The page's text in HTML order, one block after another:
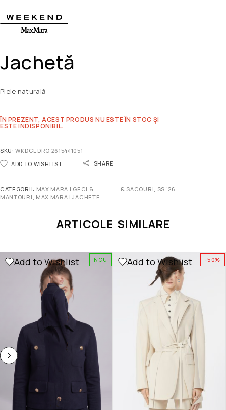
Jachetă
Piele naturală
ÎN PREZENT, ACEST PRODUS NU ESTE ÎN STOC ȘI
ESTE INDISPONIBIL.
SKU:WKDCEDRO 2615441051
ADD TO WISHLIST
SHARE
CATEGORII: MAX MARA | GECI &
MANTOURI MAX MARA | JACHETE
& SACOURI SS '26
ARTICOLE SIMILARE
NOU
Add to Wishlist -50%
Add to Wishlist